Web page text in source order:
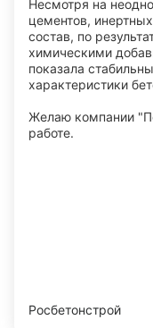
Несмотря на
цементов,
состав, по
химическими
показала
характеристики
Желаю компании
работе.
Росбетонстрой